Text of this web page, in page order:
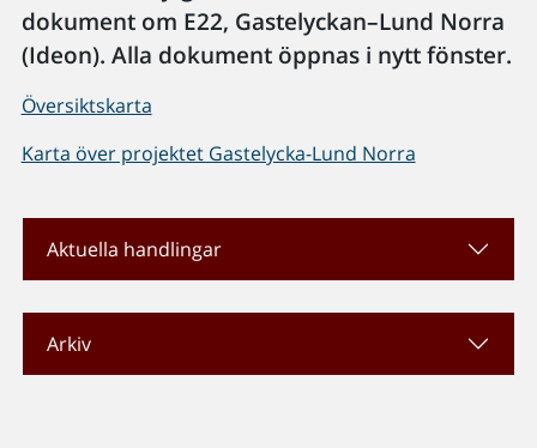
dokument om E22, Gastelyckan–Lund Norra
(Ideon). Alla dokument öppnas i nytt fönster.
Översiktskarta
Karta över projektet Gastelycka-Lund Norra
Aktuella handlingar
Arkiv